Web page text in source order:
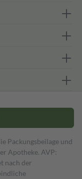
Packungsbeilage und
Apotheke. AVP:
nach der